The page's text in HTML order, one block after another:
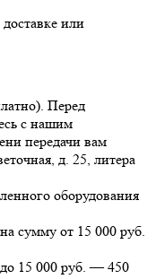
или
Перед
с нашим
передачи вам
д. 25, литера
оборудования
сумму от 15 000 руб.
15 000 руб. — 450